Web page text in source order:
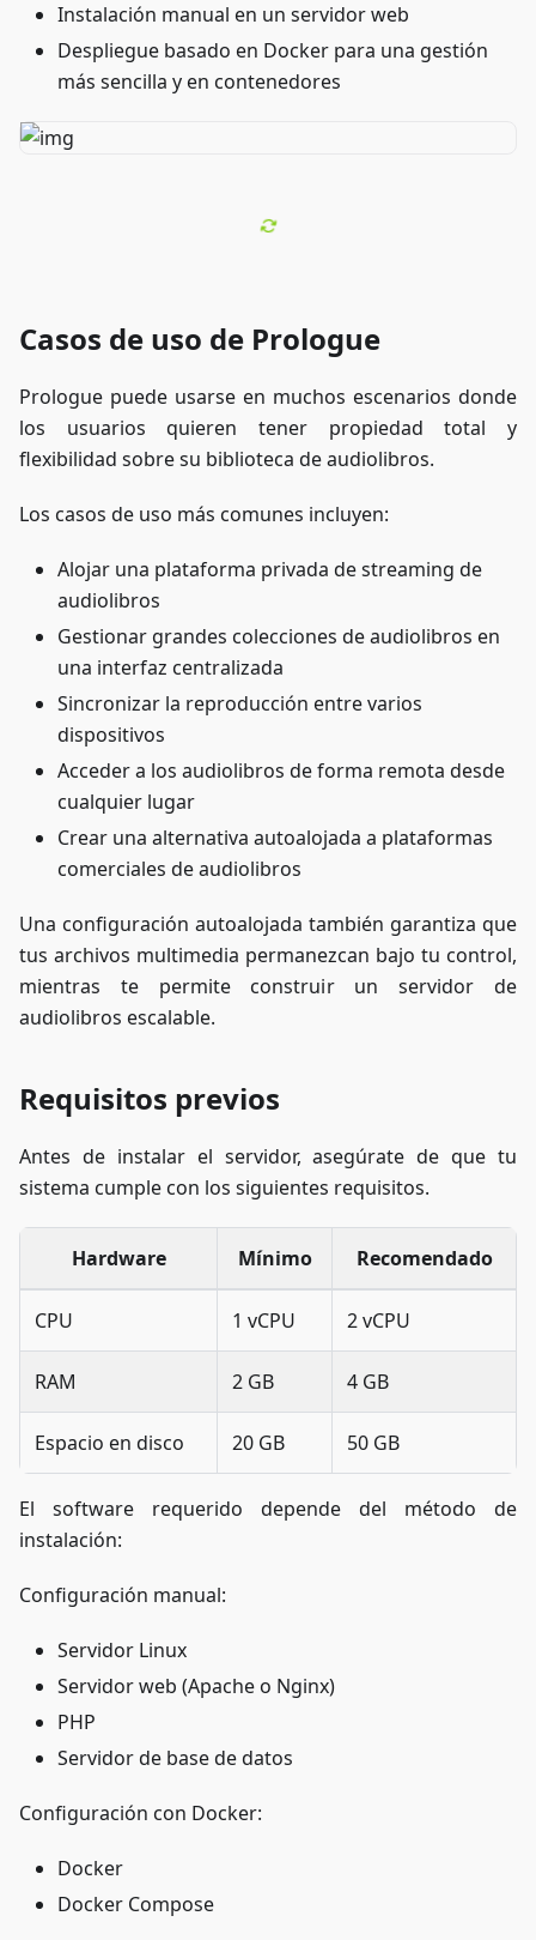
Instalación manual en un servidor web
Despliegue basado en Docker para una gestión
más sencilla y en contenedores
Casos de uso de Prologue
Prologue puede usarse en muchos escenarios donde
los usuarios quieren tener propiedad total y
flexibilidad sobre su biblioteca de audiolibros.
Los casos de uso más comunes incluyen:
Alojar una plataforma privada de streaming de
audiolibros
Gestionar grandes colecciones de audiolibros en
una interfaz centralizada
Sincronizar la reproducción entre varios
dispositivos
Acceder a los audiolibros de forma remota desde
cualquier lugar
Crear una alternativa autoalojada a plataformas
comerciales de audiolibros
Una configuración autoalojada también garantiza que
tus archivos multimedia permanezcan bajo tu control,
mientras te permite construir un servidor de
audiolibros escalable.
Requisitos previos
Antes de instalar el servidor, asegúrate de que tu
sistema cumple con los siguientes requisitos.
Hardware Mínimo Recomendado
CPU 1 vCPU 2 vCPU
RAM 2 GB 4 GB
Espacio en disco 20 GB 50 GB
El software requerido depende del método de
instalación:
Configuración manual:
Servidor Linux
Servidor web (Apache o Nginx)
PHP
Servidor de base de datos
Configuración con Docker:
Docker
Docker Compose